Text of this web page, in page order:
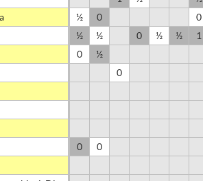
½ 0 0
½ ½ 0 ½ ½ 1
0 ½
0
0 0